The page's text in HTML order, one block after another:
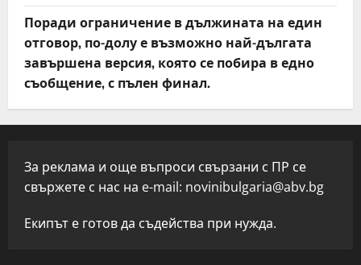
Поради ограничение в дължината на един
отговор, по-долу е възможно най-дългата
завършена версия, която се побира в едно
съобщение, с пълен финал.
За реклама и още въпроси свързани с ПР се
свържете с нас на e-mail: novinibulgaria@abv.bg
Екипът е готов да съдейства при нужда.